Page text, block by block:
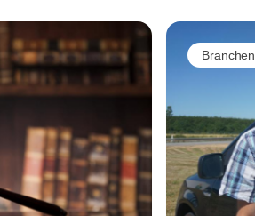
Branchen